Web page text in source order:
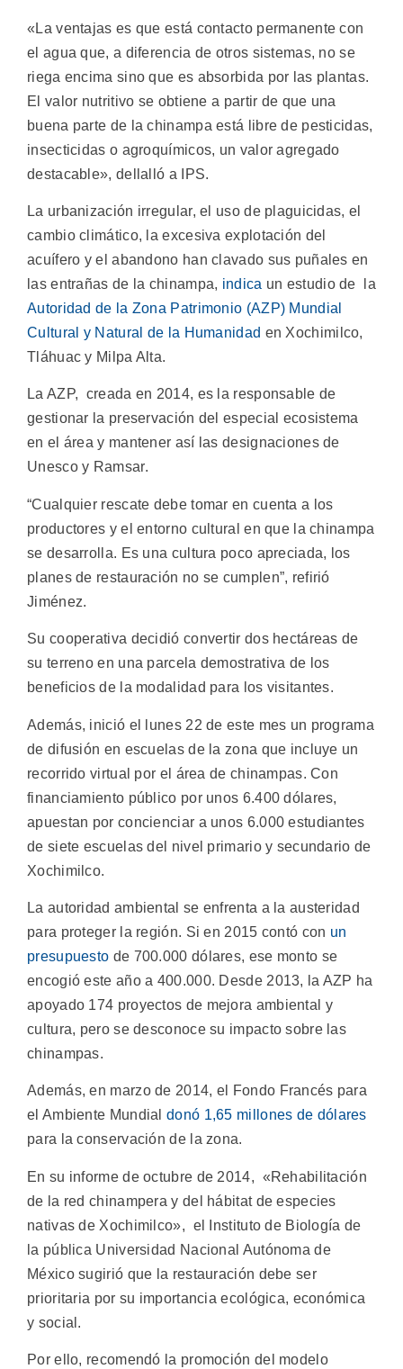
«La ventajas es que está contacto permanente con
el agua que, a diferencia de otros sistemas, no se
riega encima sino que es absorbida por las plantas.
El valor nutritivo se obtiene a partir de que una
buena parte de la chinampa está libre de pesticidas,
insecticidas o agroquímicos, un valor agregado
destacable», dellalló a IPS.
La urbanización irregular, el uso de plaguicidas, el
cambio climático, la excesiva explotación del
acuífero y el abandono han clavado sus puñales en
las entrañas de la chinampa, indica un estudio de la
Autoridad de la Zona Patrimonio (AZP) Mundial
Cultural y Natural de la Humanidad en Xochimilco,
Tláhuac y Milpa Alta.
La AZP, creada en 2014, es la responsable de
gestionar la preservación del especial ecosistema
en el área y mantener así las designaciones de
Unesco y Ramsar.
“Cualquier rescate debe tomar en cuenta a los
productores y el entorno cultural en que la chinampa
se desarrolla. Es una cultura poco apreciada, los
planes de restauración no se cumplen”, refirió
Jiménez.
Su cooperativa decidió convertir dos hectáreas de
su terreno en una parcela demostrativa de los
beneficios de la modalidad para los visitantes.
Además, inició el lunes 22 de este mes un programa
de difusión en escuelas de la zona que incluye un
recorrido virtual por el área de chinampas. Con
financiamiento público por unos 6.400 dólares,
apuestan por concienciar a unos 6.000 estudiantes
de siete escuelas del nivel primario y secundario de
Xochimilco.
La autoridad ambiental se enfrenta a la austeridad
para proteger la región. Si en 2015 contó con un
presupuesto de 700.000 dólares, ese monto se
encogió este año a 400.000. Desde 2013, la AZP ha
apoyado 174 proyectos de mejora ambiental y
cultura, pero se desconoce su impacto sobre las
chinampas.
Además, en marzo de 2014, el Fondo Francés para
el Ambiente Mundialdonó 1,65 millones de dólares
para la conservación de la zona.
En su informe de octubre de 2014, «Rehabilitación
de la red chinampera y del hábitat de especies
nativas de Xochimilco», el Instituto de Biología de
la pública Universidad Nacional Autónoma de
México sugirió que la restauración debe ser
prioritaria por su importancia ecológica, económica
y social.
Por ello, recomendó la promoción del modelo